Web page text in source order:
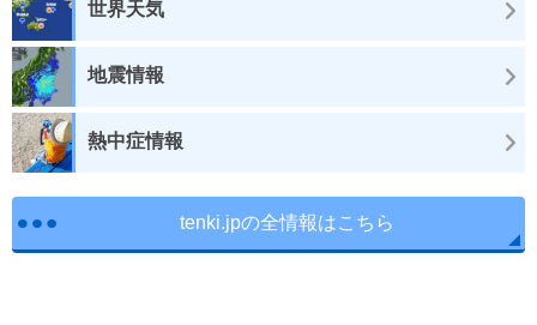
世界天気
地震情報
熱中症情報
tenki.jpの全情報はこちら